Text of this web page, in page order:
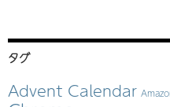
タグ
Advent Calendar